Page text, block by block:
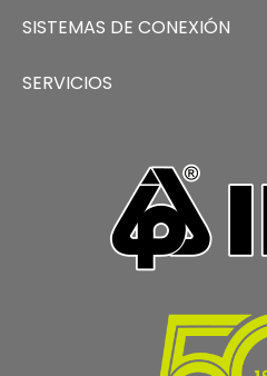
SISTEMAS DE CONEXIÓN
SERVICIOS